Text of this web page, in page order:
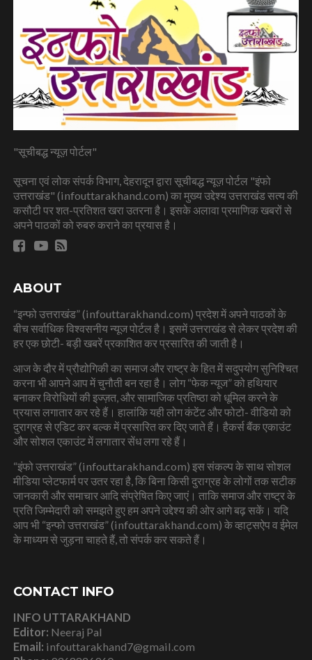
"सूचीबद्ध न्यूज़ पोर्टल"
सूचना एवं लोक संपर्क विभाग, देहरादून द्वारा सूचीबद्ध न्यूज़ पोर्टल "इंफो
उत्तराखंड" (infouttarakhand.com) का मुख्य उद्देश्य उत्तराखंड सत्य की
कसौटी पर शत-प्रतिशत खरा उतरना है। इसके अलावा प्रमाणिक खबरों से
अपने पाठकों को रुबरु कराने का प्रयास है।
ABOUT
“इन्फो उत्तराखंड” (infouttarakhand.com) प्रदेश में अपने पाठकों के
बीच सर्वाधिक विश्वसनीय न्यूज पोर्टल है। इसमें उत्तराखंड से लेकर प्रदेश की
हर एक छोटी- बड़ी खबरें प्रकाशित कर प्रसारित की जाती है।
आज के दौर में प्रौद्योगिकी का समाज और राष्ट्र के हित में सदुपयोग सुनिश्चित
करना भी आपने आप में चुनौती बन रहा है। लोग “फेक न्यूज” को हथियार
बनाकर विरोधियों की इज्ज़त, और सामाजिक प्रतिष्ठा को धूमिल करने के
प्रयास लगातार कर रहे हैं। हालांकि यही लोग कंटेंट और फोटो- वीडियो को
दुराग्रह से एडिट कर बल्क में प्रसारित कर दिए जाते हैं। हैकर्स बैंक एकाउंट
और सोशल एकाउंट में लगातार सेंध लगा रहे हैं।
“इंफो उत्तराखंड” (infouttarakhand.com) इस संकल्प के साथ सोशल
मीडिया प्लेटफार्म पर उतर रहा है, कि बिना किसी दुराग्रह के लोगों तक सटीक
जानकारी और समाचार आदि संप्रेषित किए जाएं। ताकि समाज और राष्ट्र के
प्रति जिम्मेदारी को समझते हुए हम अपने उद्देश्य की ओर आगे बढ़ सकें। यदि
आप भी “इन्फो उत्तराखंड” (infouttarakhand.com) के व्हाट्सऐप व ईमेल
के माध्यम से जुड़ना चाहते हैं, तो संपर्क कर सकते हैं।
CONTACT INFO
INFO UTTARAKHAND
Editor: Neeraj Pal
Email: infouttarakhand7@gmail.com